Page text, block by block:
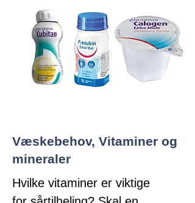
Væskebehov, Vitaminer og
mineraler
Hvilke vitaminer er viktige